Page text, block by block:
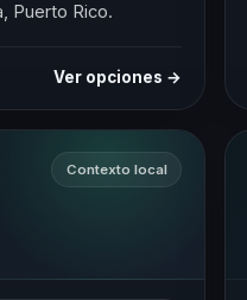
Puerto Rico.
Ver opciones →
Contexto local